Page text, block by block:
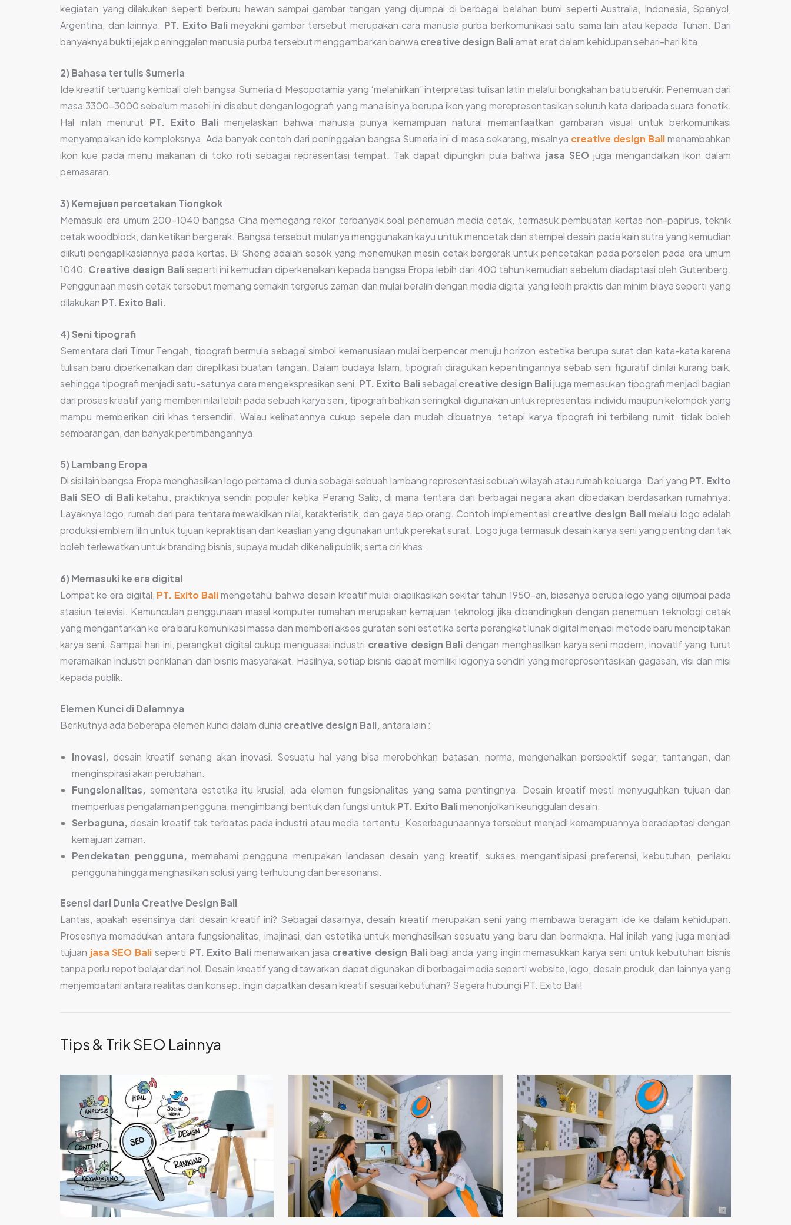
kegiatan yang dilakukan seperti berburu hewan sampai gambar tangan yang dijumpai di berbagai belahan bumi seperti Australia, Indonesia, Spanyol,
Argentina, dan lainnya. PT. Exito Bali meyakini gambar tersebut merupakan cara manusia purba berkomunikasi satu sama lain atau kepada Tuhan. Dari
banyaknya bukti jejak peninggalan manusia purba tersebut menggambarkan bahwa creative design Baliamat erat dalam kehidupan sehari-hari kita.
2) Bahasa tertulis Sumeria
Ide kreatif tertuang kembali oleh bangsa Sumeria di Mesopotamia yang ‘melahirkan’ interpretasi tulisan latin melalui bongkahan batu berukir. Penemuan dari
masa 3300-3000 sebelum masehi ini disebut dengan logografi yang mana isinya berupa ikon yang merepresentasikan seluruh kata daripada suara fonetik.
Hal inilah menurut PT. Exito Bali menjelaskan bahwa manusia punya kemampuan natural memanfaatkan gambaran visual untuk berkomunikasi
menyampaikan ide kompleksnya. Ada banyak contoh dari peninggalan bangsa Sumeria ini di masa sekarang, misalnya creative design Balimenambahkan
ikon kue pada menu makanan di toko roti sebagai representasi tempat. Tak dapat dipungkiri pula bahwa jasa SEO juga mengandalkan ikon dalam
pemasaran.
3) Kemajuan percetakan Tiongkok
Memasuki era umum 200-1040 bangsa Cina memegang rekor terbanyak soal penemuan media cetak, termasuk pembuatan kertas non-papirus, teknik
cetak woodblock, dan ketikan bergerak. Bangsa tersebut mulanya menggunakan kayu untuk mencetak dan stempel desain pada kain sutra yang kemudian
diikuti pengaplikasiannya pada kertas. Bi Sheng adalah sosok yang menemukan mesin cetak bergerak untuk pencetakan pada porselen pada era umum
1040. Creative design Bali seperti ini kemudian diperkenalkan kepada bangsa Eropa lebih dari 400 tahun kemudian sebelum diadaptasi oleh Gutenberg.
Penggunaan mesin cetak tersebut memang semakin tergerus zaman dan mulai beralih dengan media digital yang lebih praktis dan minim biaya seperti yang
dilakukan PT. Exito Bali.
4) Seni tipografi
Sementara dari Timur Tengah, tipografi bermula sebagai simbol kemanusiaan mulai berpencar menuju horizon estetika berupa surat dan kata-kata karena
tulisan baru diperkenalkan dan direplikasi buatan tangan. Dalam budaya Islam, tipografi diragukan kepentingannya sebab seni figuratif dinilai kurang baik,
sehingga tipografi menjadi satu-satunya cara mengekspresikan seni. PT. Exito Balisebagai creative design Balijuga memasukan tipografi menjadi bagian
dari proses kreatif yang memberi nilai lebih pada sebuah karya seni, tipografi bahkan seringkali digunakan untuk representasi individu maupun kelompok yang
mampu memberikan ciri khas tersendiri. Walau kelihatannya cukup sepele dan mudah dibuatnya, tetapi karya tipografi ini terbilang rumit, tidak boleh
sembarangan, dan banyak pertimbangannya.
5) Lambang Eropa
Di sisi lain bangsa Eropa menghasilkan logo pertama di dunia sebagai sebuah lambang representasi sebuah wilayah atau rumah keluarga. Dari yang PT. Exito
Bali SEO di Bali ketahui, praktiknya sendiri populer ketika Perang Salib, di mana tentara dari berbagai negara akan dibedakan berdasarkan rumahnya.
Layaknya logo, rumah dari para tentara mewakilkan nilai, karakteristik, dan gaya tiap orang. Contoh implementasi creative design Bali melalui logo adalah
produksi emblem lilin untuk tujuan kepraktisan dan keaslian yang digunakan untuk perekat surat. Logo juga termasuk desain karya seni yang penting dan tak
boleh terlewatkan untuk branding bisnis, supaya mudah dikenali publik, serta ciri khas.
6) Memasuki ke era digital
Lompat ke era digital, PT. Exito Balimengetahui bahwa desain kreatif mulai diaplikasikan sekitar tahun 1950-an, biasanya berupa logo yang dijumpai pada
stasiun televisi. Kemunculan penggunaan masal komputer rumahan merupakan kemajuan teknologi jika dibandingkan dengan penemuan teknologi cetak
yang mengantarkan ke era baru komunikasi massa dan memberi akses guratan seni estetika serta perangkat lunak digital menjadi metode baru menciptakan
karya seni. Sampai hari ini, perangkat digital cukup menguasai industri creative design Bali dengan menghasilkan karya seni modern, inovatif yang turut
meramaikan industri periklanan dan bisnis masyarakat. Hasilnya, setiap bisnis dapat memiliki logonya sendiri yang merepresentasikan gagasan, visi dan misi
kepada publik.
Elemen Kunci di Dalamnya
Berikutnya ada beberapa elemen kunci dalam dunia creative design Bali, antara lain :
Inovasi,desain kreatif senang akan inovasi. Sesuatu hal yang bisa merobohkan batasan, norma, mengenalkan perspektif segar, tantangan, dan
menginspirasi akan perubahan.
Fungsionalitas, sementara estetika itu krusial, ada elemen fungsionalitas yang sama pentingnya. Desain kreatif mesti menyuguhkan tujuan dan
memperluas pengalaman pengguna, mengimbangi bentuk dan fungsi untukPT. Exito Balimenonjolkan keunggulan desain.
Serbaguna,desain kreatif tak terbatas pada industri atau media tertentu. Keserbagunaannya tersebut menjadi kemampuannya beradaptasi dengan
kemajuan zaman.
Pendekatan pengguna,memahami pengguna merupakan landasan desain yang kreatif, sukses mengantisipasi preferensi, kebutuhan, perilaku
pengguna hingga menghasilkan solusi yang terhubung dan beresonansi.
Esensi dari Dunia Creative Design Bali
Lantas, apakah esensinya dari desain kreatif ini? Sebagai dasarnya, desain kreatif merupakan seni yang membawa beragam ide ke dalam kehidupan.
Prosesnya memadukan antara fungsionalitas, imajinasi, dan estetika untuk menghasilkan sesuatu yang baru dan bermakna. Hal inilah yang juga menjadi
tujuan jasa SEO Bali seperti PT. Exito Bali menawarkan jasa creative design Bali bagi anda yang ingin memasukkan karya seni untuk kebutuhan bisnis
tanpa perlu repot belajar dari nol. Desain kreatif yang ditawarkan dapat digunakan di berbagai media seperti website, logo, desain produk, dan lainnya yang
menjembatani antara realitas dan konsep. Ingin dapatkan desain kreatif sesuai kebutuhan? Segera hubungi PT. Exito Bali!
Tips & Trik SEO Lainnya